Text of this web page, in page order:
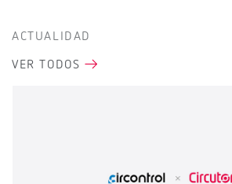
ACTUALIDAD
VER TODOS